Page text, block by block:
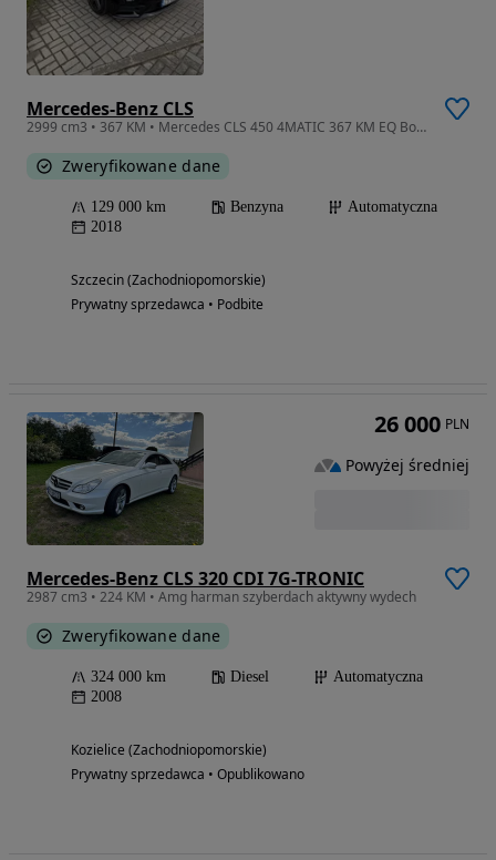
Mercedes-Benz CLS
2999 cm3 • 367 KM • Mercedes CLS 450 4MATIC 367 KM EQ Boost
Zweryfikowane dane
129 000 km Benzyna
Automatyczna
2018
Szczecin (Zachodniopomorskie)
Prywatny sprzedawca • Podbite
Mercedes-Benz CLS 320 CDI 7G-TRONIC
2987 cm3 • 224 KM • Amg harman szyberdach aktywny wydech
Zweryfikowane dane
324 000 km Diesel
Automatyczna
2008
Kozielice (Zachodniopomorskie)
Prywatny sprzedawca • Opublikowano
26 000 PLN
Powyżej średniej